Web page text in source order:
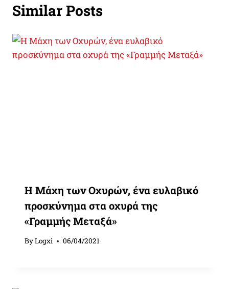
Similar Posts
Η Μάχη των Οχυρών, ένα ευλαβικό
προσκύνημα στα οχυρά της
«Γραμμής Μεταξά»
ByLogxi 06/04/2021